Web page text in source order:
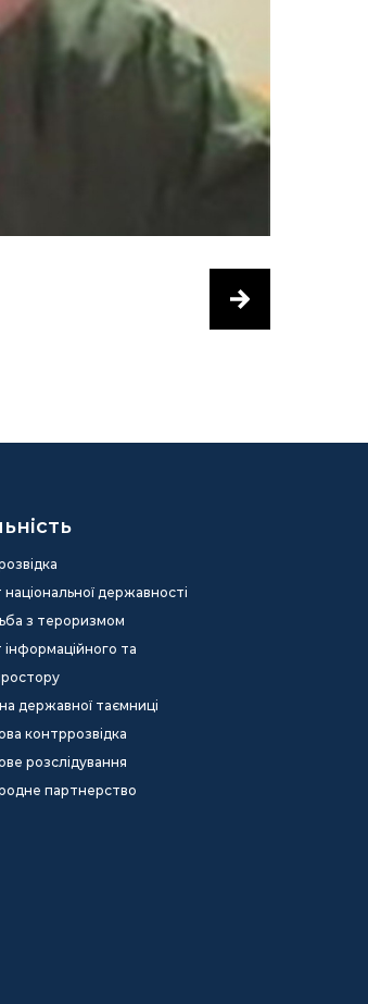
національної державності
з тероризмом
інформаційного та
державної таємниці
контррозвідка
розслідування
партнерство